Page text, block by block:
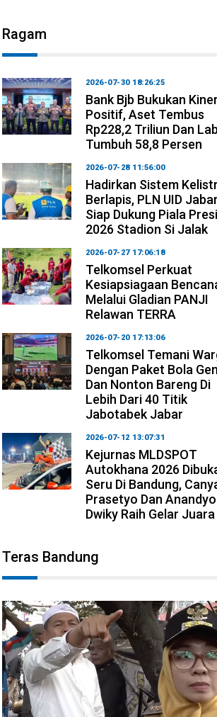
Ragam
2026-07-30 18:26:25
Bank Bjb Bukukan
Positif, Aset Tembus
Rp228,2 Triliun Dan
Tumbuh 58,8 Persen
2026-07-28 11:56:00
Hadirkan Sistem
Berlapis, PLN UID Jabar
Siap Dukung Piala
2026 Stadion Si Jalak
2026-07-27 17:06:18
Telkomsel Perkuat
Kesiapsiagaan
Melalui Gladian PANJI
Relawan TERRA
2026-07-20 17:13:06
Telkomsel Temani
Dengan Paket Bola
Dan Nonton Bareng Di
Lebih Dari 40 Titik
Jabotabek Jabar
2026-07-12 13:07:31
Kejurnas MLDSPOT
Autokhana 2026
Seru Di Bandung,
Prasetyo Dan Anandyo
Dwiky Raih Gelar Juara
Teras Bandung